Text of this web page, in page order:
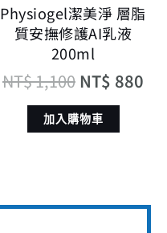
Physiogel潔美淨 層脂
質安撫修護AI乳液
200ml
NT$1,100 NT$ 880
加入購物車